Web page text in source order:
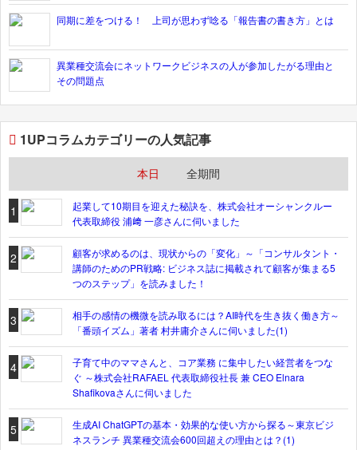
同期に差をつける！ 上司が思わず唸る「報告書の書き方」とは
異業種交流会にネットワークビジネスの人が参加したがる理由と
その問題点
1UPコラムカテゴリーの人気記事
本日 全期間
1
起業して10期目を迎えた秘訣を、株式会社オーシャンクルー
代表取締役 浦﨑 一彦さんに伺いました
2
顧客が求めるのは、現状からの「変化」～「コンサルタント・
講師のためのPR戦略: ビジネス誌に掲載されて顧客が集まる5
つのステップ」を読みました！
3
相手の感情の機微を読み取るには？AI時代を生き抜く働き方～
「番頭イズム」著者 村井庸介さんに伺いました(1)
4
子育て中のママさんと、コア業務 に集中したい経営者をつな
ぐ ～株式会社RAFAEL 代表取締役社長 兼 CEO Elnara
Shafikovaさんに伺いました
5
生成AI ChatGPTの基本・効果的な使い方から探る～東京ビジ
ネスランチ 異業種交流会600回超えの理由とは？(1)